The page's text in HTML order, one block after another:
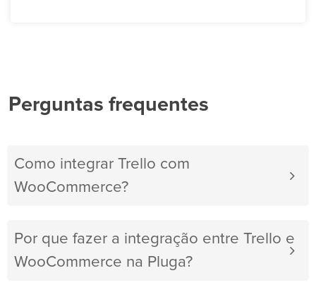
Perguntas frequentes
Como integrar Trello com
WooCommerce?
Por que fazer a integração entre Trello e
WooCommerce na Pluga?